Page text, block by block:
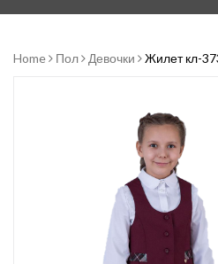
Home Пол Девочки Жилет кл-